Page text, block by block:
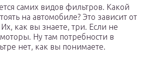
самих видов фильтров. Какой
на автомобиле? Это зависит от
как вы знаете, три. Если не
Ну там потребности в
нет, как вы понимаете.